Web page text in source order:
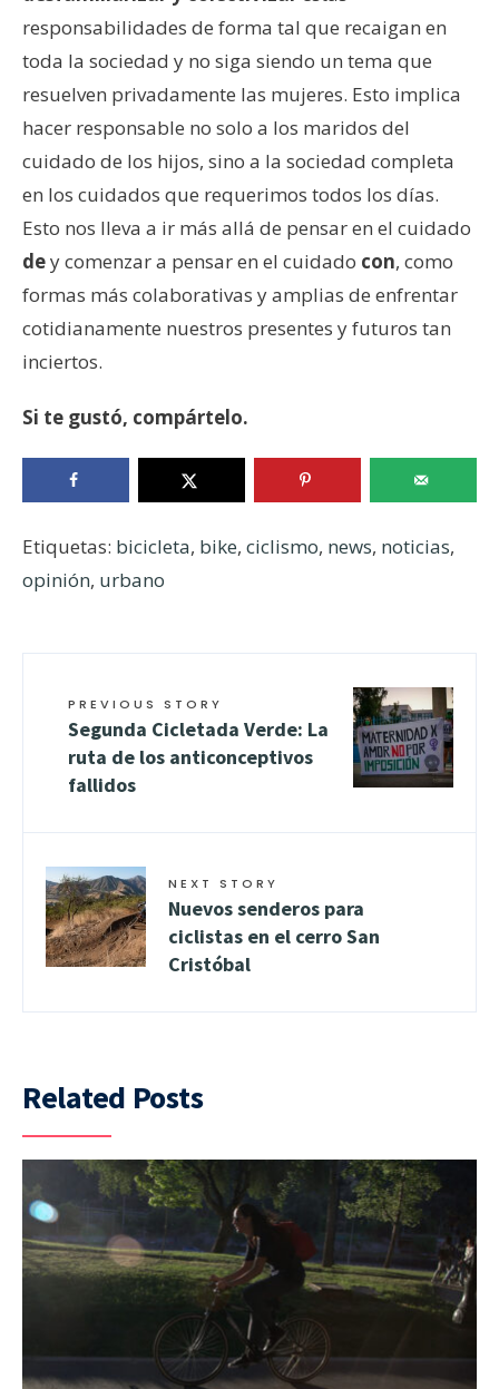
responsabilidades de forma tal que recaigan en
toda la sociedad y no siga siendo un tema que
resuelven privadamente las mujeres. Esto implica
hacer responsable no solo a los maridos del
cuidado de los hijos, sino a la sociedad completa
en los cuidados que requerimos todos los días.
Esto nos lleva a ir más allá de pensar en el cuidado
dey comenzar a pensar en el cuidado con, como
formas más colaborativas y amplias de enfrentar
cotidianamente nuestros presentes y futuros tan
inciertos.
Si te gustó, compártelo.
Etiquetas: bicicleta, bike, ciclismo, news, noticias,
opinión, urbano
PREVIOUS STORY
Segunda Cicletada Verde: La
ruta de los anticonceptivos
fallidos
NEXT STORY
Nuevos senderos para
ciclistas en el cerro San
Cristóbal
Related Posts